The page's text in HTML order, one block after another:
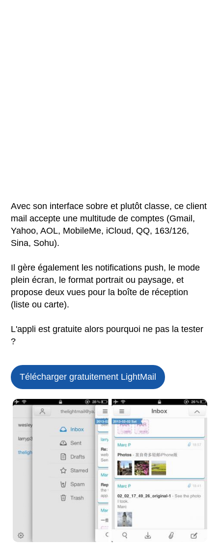
Avec son interface sobre et plutôt classe, ce client
mail accepte une multitude de comptes (Gmail,
Yahoo, AOL, MobileMe, iCloud, QQ, 163/126,
Sina, Sohu).
Il gère également les notifications push, le mode
plein écran, le format portrait ou paysage, et
propose deux vues pour la boîte de réception
(liste ou carte).
L'appli est gratuite alors pourquoi ne pas la tester
?
Télécharger gratuitement LightMail